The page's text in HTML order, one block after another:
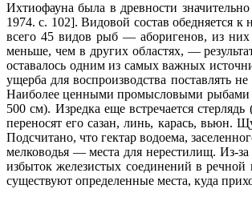
Ихтиофауна была в древности
1974. с. 102]. Видовой состав обедняется
всего 45 видов рыб — аборигенов, из них
меньше, чем в других областях, —
оставалось одним из самых важных
ущерба для воспроизводства поставлять
Наиболее ценными промысловыми рыбами
500 см). Изредка еще встречается
переносят его сазан, линь, карась, вьюн.
Подсчитано, что гектар водоема,
мелководья — места для нерестилищ. Из-
избыток железистых соединений в речной
существуют определенные места, куда